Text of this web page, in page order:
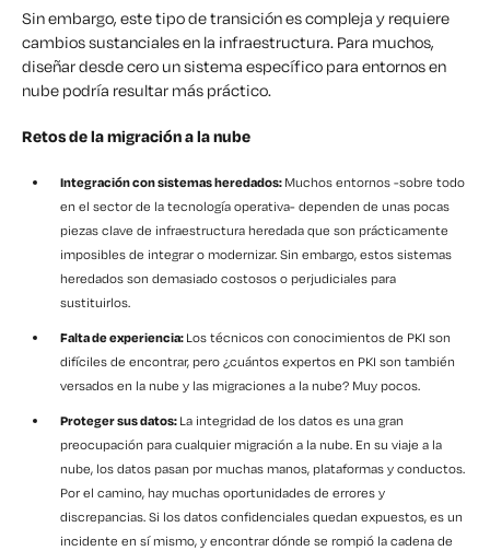
Sin embargo, este tipo de transición es compleja y requiere
cambios sustanciales en la infraestructura. Para muchos,
diseñar desde cero un sistema específico para entornos en
nube podría resultar más práctico.
Retos de la migración a la nube
Integración con sistemas heredados: Muchos entornos -sobre todo
en el sector de la tecnología operativa- dependen de unas pocas
piezas clave de infraestructura heredada que son prácticamente
imposibles de integrar o modernizar. Sin embargo, estos sistemas
heredados son demasiado costosos o perjudiciales para
sustituirlos.
Falta de experiencia: Los técnicos con conocimientos de PKI son
difíciles de encontrar, pero ¿cuántos expertos en PKI son también
versados en la nube y las migraciones a la nube? Muy pocos.
Proteger sus datos: La integridad de los datos es una gran
preocupación para cualquier migración a la nube. En su viaje a la
nube, los datos pasan por muchas manos, plataformas y conductos.
Por el camino, hay muchas oportunidades de errores y
discrepancias. Si los datos confidenciales quedan expuestos, es un
incidente en sí mismo, y encontrar dónde se rompió la cadena de